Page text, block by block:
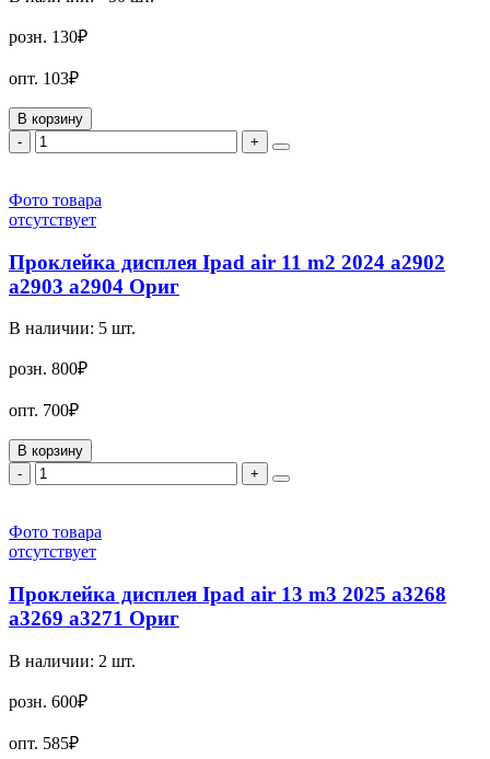
розн. 130₽
опт. 103₽
В корзину
-
+
Фото товара
отсутствует
Проклейка дисплея Ipad air 11 m2 2024 a2902
a2903 a2904 Ориг
В наличии: 5 шт.
розн. 800₽
опт. 700₽
В корзину
-
+
Фото товара
отсутствует
Проклейка дисплея Ipad air 13 m3 2025 a3268
a3269 a3271 Ориг
В наличии: 2 шт.
розн. 600₽
опт. 585₽